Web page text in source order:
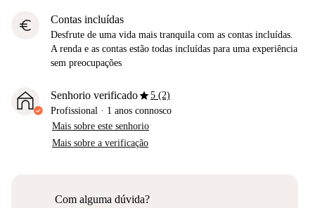
euro Contas incluídas
Desfrute de uma vida mais tranquila com as contas incluídas.
A renda e as contas estão todas incluídas para uma experiência
sem preocupações
Senhorio verificadostar5 (2)
Profissional · 1 anos connosco
Mais sobre este senhorio
Mais sobre a verificação
Com alguma dúvida?